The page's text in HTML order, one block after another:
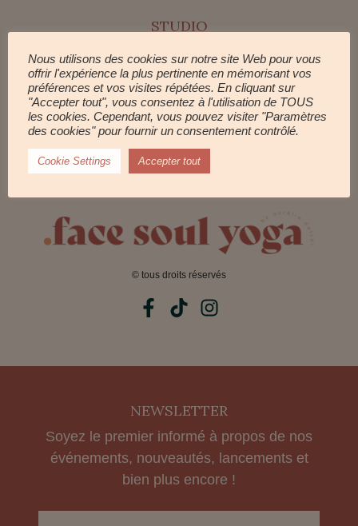
STUDIO
CALENDRIER
CARTE CADEAU
COMMUNAUTÉ
FAQ
LE JOURNAL
© tous droits réservés
NEWSLETTER
Soyez le premier informé à propos de nos
événements, nouveautés, lancements et
bien plus encore !
Nous utilisons des cookies sur notre site Web pour vous
offrir l'expérience la plus pertinente en mémorisant vos
préférences et vos visites répétées. En cliquant sur
"Accepter tout", vous consentez à l'utilisation de TOUS
les cookies. Cependant, vous pouvez visiter "Paramètres
des cookies" pour fournir un consentement contrôlé.
Cookie Settings Accepter tout